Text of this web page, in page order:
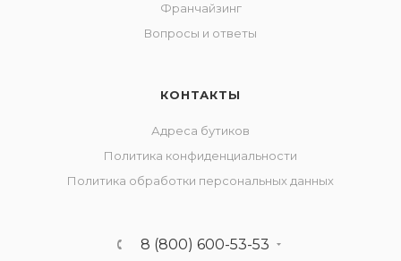
Франчайзинг
Вопросы и ответы
КОНТАКТЫ
Адреса бутиков
Политика конфиденциальности
Политика обработки персональных данных
8 (800) 600-53-53